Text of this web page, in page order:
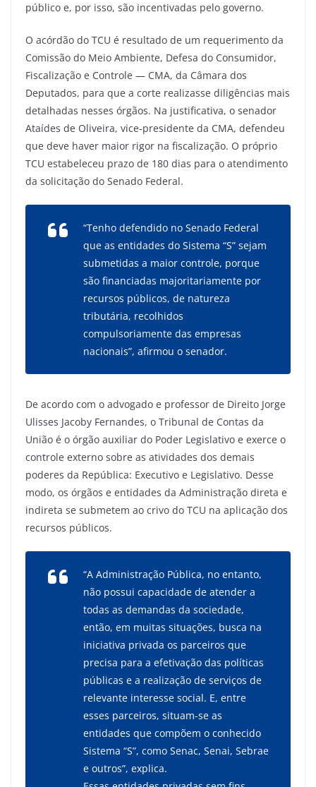
público e, por isso, são incentivadas pelo governo.
O acórdão do TCU é resultado de um requerimento da
Comissão do Meio Ambiente, Defesa do Consumidor,
Fiscalização e Controle — CMA, da Câmara dos
Deputados, para que a corte realizasse diligências mais
detalhadas nesses órgãos. Na justificativa, o senador
Ataídes de Oliveira, vice-presidente da CMA, defendeu
que deve haver maior rigor na fiscalização. O próprio
TCU estabeleceu prazo de 180 dias para o atendimento
da solicitação do Senado Federal.
“Tenho defendido no Senado Federal
que as entidades do Sistema “S” sejam
submetidas a maior controle, porque
são financiadas majoritariamente por
recursos públicos, de natureza
tributária, recolhidos
compulsoriamente das empresas
nacionais”, afirmou o senador.
De acordo com o advogado e professor de Direito Jorge
Ulisses Jacoby Fernandes, o Tribunal de Contas da
União é o órgão auxiliar do Poder Legislativo e exerce o
controle externo sobre as atividades dos demais
poderes da República: Executivo e Legislativo. Desse
modo, os órgãos e entidades da Administração direta e
indireta se submetem ao crivo do TCU na aplicação dos
recursos públicos.
“A Administração Pública, no entanto,
não possui capacidade de atender a
todas as demandas da sociedade,
então, em muitas situações, busca na
iniciativa privada os parceiros que
precisa para a efetivação das políticas
públicas e a realização de serviços de
relevante interesse social. E, entre
esses parceiros, situam-se as
entidades que compõem o conhecido
Sistema “S”, como Senac, Senai, Sebrae
e outros”, explica.